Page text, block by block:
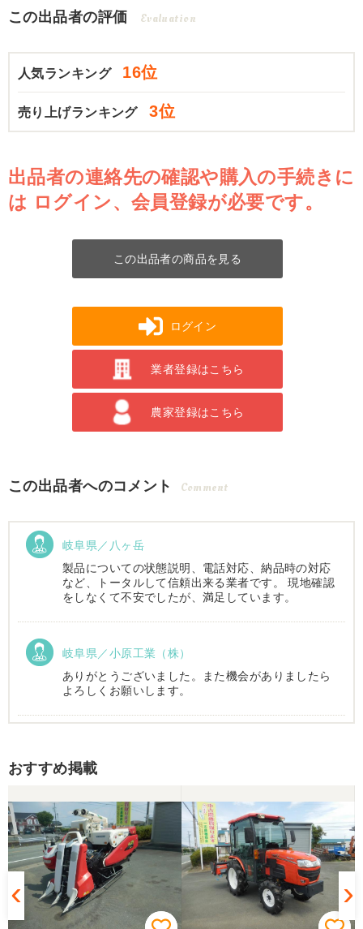
この出品者の評価 Evaluation
人気ランキング 16位
売り上げランキング 3位
出品者の連絡先の確認や購入の手続きに
は ログイン、会員登録が必要です。
この出品者の商品を見る
ログイン
業者登録はこちら
農家登録はこちら
この出品者へのコメント Comment
岐阜県／八ヶ岳
製品についての状態説明、電話対応、納品時の対応
など、トータルして信頼出来る業者です。 現地確認
をしなくて不安でしたが、満足しています。
岐阜県／小原工業（株）
ありがとうございました。また機会がありましたら
よろしくお願いします。
西川さま。電話対応から自社納車まで丁寧で信頼で
きる方です。農機はまたこちらで購入したいです。
岐阜県／
完璧に整備されており、対応も親切で丁寧。配送ま
で自社で対応してくださり本当にありがとうござい
ました。次回もこちらで購入させて頂きます。
おすすめ掲載